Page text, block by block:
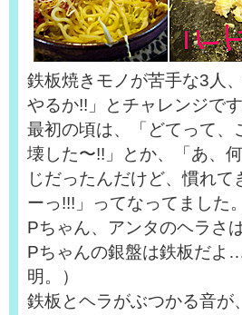
鉄板焼きモノが苦手な3人
やるか!!」とチャレンジです
最初の頃は、「どてって
壊した〜!!」とか、「あ、
じだったんだけど、慣れ
ーっ!!!」ってなってました。
Pちゃん、アンタのヘラさ
Pちゃんの銀盤は鉄板だ
明。）
鉄板とヘラがぶつかる音